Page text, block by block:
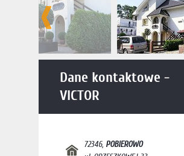
Dane kontaktowe -
VICTOR
72346, POBIEROWO